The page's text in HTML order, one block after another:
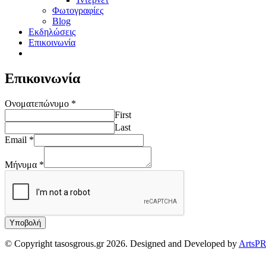
Φωτογραφίες
Blog
Εκδηλώσεις
Επικοινωνία
Επικοινωνία
Ονοματεπώνυμο *
First
Last
Email *
Μήνυμα *
Υποβολή
© Copyright tasosgrous.gr 2026. Designed and Developed by ArtsPR